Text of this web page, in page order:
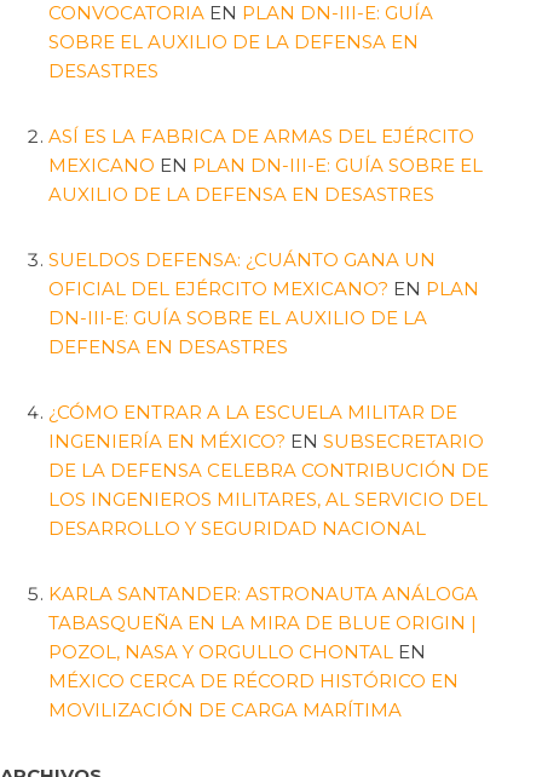
CONVOCATORIA EN PLAN DN-III-E: GUÍA
SOBRE EL AUXILIO DE LA DEFENSA EN
DESASTRES
ASÍ ES LA FABRICA DE ARMAS DEL EJÉRCITO
MEXICANO EN PLAN DN-III-E: GUÍA SOBRE EL
AUXILIO DE LA DEFENSA EN DESASTRES
SUELDOS DEFENSA: ¿CUÁNTO GANA UN
OFICIAL DEL EJÉRCITO MEXICANO? EN PLAN
DN-III-E: GUÍA SOBRE EL AUXILIO DE LA
DEFENSA EN DESASTRES
¿CÓMO ENTRAR A LA ESCUELA MILITAR DE
INGENIERÍA EN MÉXICO? EN SUBSECRETARIO
DE LA DEFENSA CELEBRA CONTRIBUCIÓN DE
LOS INGENIEROS MILITARES, AL SERVICIO DEL
DESARROLLO Y SEGURIDAD NACIONAL
KARLA SANTANDER: ASTRONAUTA ANÁLOGA
TABASQUEÑA EN LA MIRA DE BLUE ORIGIN |
POZOL, NASA Y ORGULLO CHONTAL EN
MÉXICO CERCA DE RÉCORD HISTÓRICO EN
MOVILIZACIÓN DE CARGA MARÍTIMA